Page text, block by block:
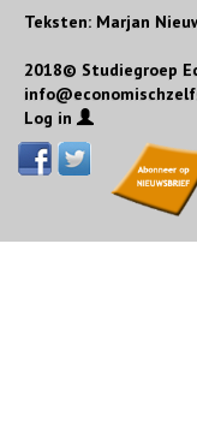
Teksten: Marjan
2018© Studiegroep
Log in